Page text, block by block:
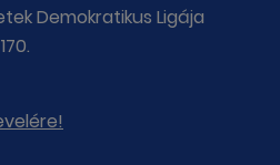
Demokratikus Ligája